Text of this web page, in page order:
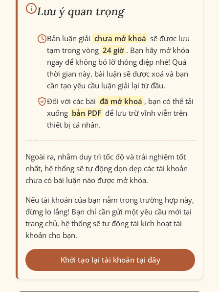
Lưu ý quan trọng
Bản luận giải chưa mở khoá sẽ được lưu
tạm trong vòng 24 giờ . Bạn hãy mở khóa
ngay để không bỏ lỡ thông điệp nhé! Quá
thời gian này, bài luận sẽ được xoá và bạn
cần tạo yêu cầu luận giải lại từ đầu.
Đối với các bài đã mở khoá , bạn có thể tải
xuống bản PDF để lưu trữ vĩnh viễn trên
thiết bị cá nhân.
Ngoài ra, nhằm duy trì tốc độ và trải nghiệm tốt
nhất, hệ thống sẽ tự động dọn dẹp các tài khoản
chưa có bài luận nào được mở khóa.
Nếu tài khoản của bạn nằm trong trường hợp này,
đừng lo lắng! Bạn chỉ cần gửi một yêu cầu mới tại
trang chủ, hệ thống sẽ tự động tái kích hoạt tài
khoản cho bạn.
Khởi tạo lại tài khoản tại đây